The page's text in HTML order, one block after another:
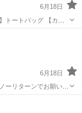
6月18日
トートバッグ 【カラ
具】パープル金具
記サイズ： 【付属
6月18日
ーリターンでお願いし